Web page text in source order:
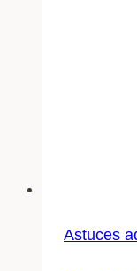
Astuces